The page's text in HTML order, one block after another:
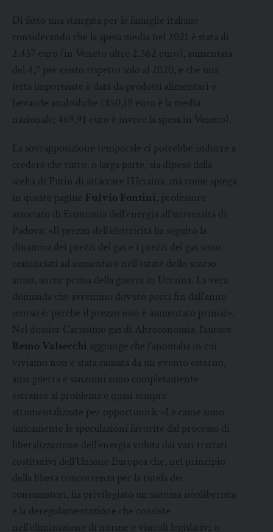
Di fatto una stangata per le famiglie italiane
considerando che la spesa media nel 2021 è stata di
2.437 euro (in Veneto oltre 2.562 euro), aumentata
del 4,7 per cento rispetto solo al 2020, e che una
fetta importante è data da prodotti alimentari e
bevande analcoliche (450,19 euro è la media
nazionale; 469,91 euro è invece la spesa in Veneto).
La sovrapposizione temporale ci potrebbe indurre a
credere che tutto, o larga parte, sia dipeso dalla
scelta di Putin di attaccare l’Ucraina, ma come spiega
in queste pagine Fulvio Fontini, professore
associato di Economia dell’energia all’università di
Padova: «Il prezzo dell’elettricità ha seguito la
dinamica dei prezzi del gas e i prezzi del gas sono
cominciati ad aumentare nell’estate dello scorso
anno, ancor prima della guerra in Ucraina. La vera
domanda che avremmo dovuto porci fin dall’anno
scorso è: perché il prezzo non è aumentato prima?».
Nel dossier Carissimo gas di Altreconomia, l’autore
Remo Valsecchi aggiunge che l’anomalia in cui
viviamo non è stata causata da un evento esterno,
anzi guerra e sanzioni sono completamente
estranee al problema e quasi sempre
strumentalizzate per opportunità: «Le cause sono
unicamente le speculazioni favorite dal processo di
liberalizzazione dell’energia voluta dai vari trattati
costitutivi dell’Unione Europea che, nel principio
della libera concorrenza per la tutela dei
consumatori, ha privilegiato un sistema neoliberista
e la deregolamentazione che consiste
nell’eliminazione di norme e vincoli legislativi o